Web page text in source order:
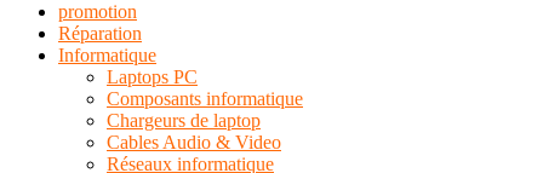
promotion
Réparation
Informatique
Laptops PC
Composants informatique
Chargeurs de laptop
Cables Audio & Video
Réseaux informatique